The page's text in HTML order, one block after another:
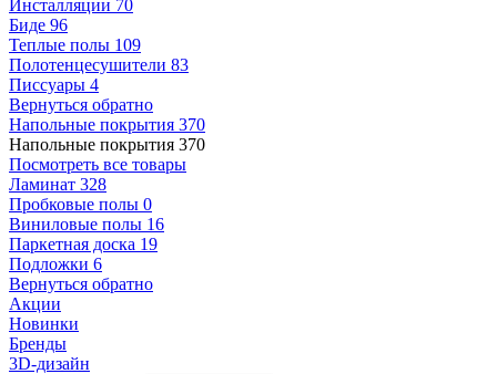
Инсталляции 70
Биде 96
Теплые полы 109
Полотенцесушители 83
Писсуары 4
Вернуться обратно
Напольные покрытия 370
Напольные покрытия 370
Посмотреть все товары
Ламинат 328
Пробковые полы 0
Виниловые полы 16
Паркетная доска 19
Подложки 6
Вернуться обратно
Акции
Новинки
Бренды
3D-дизайн